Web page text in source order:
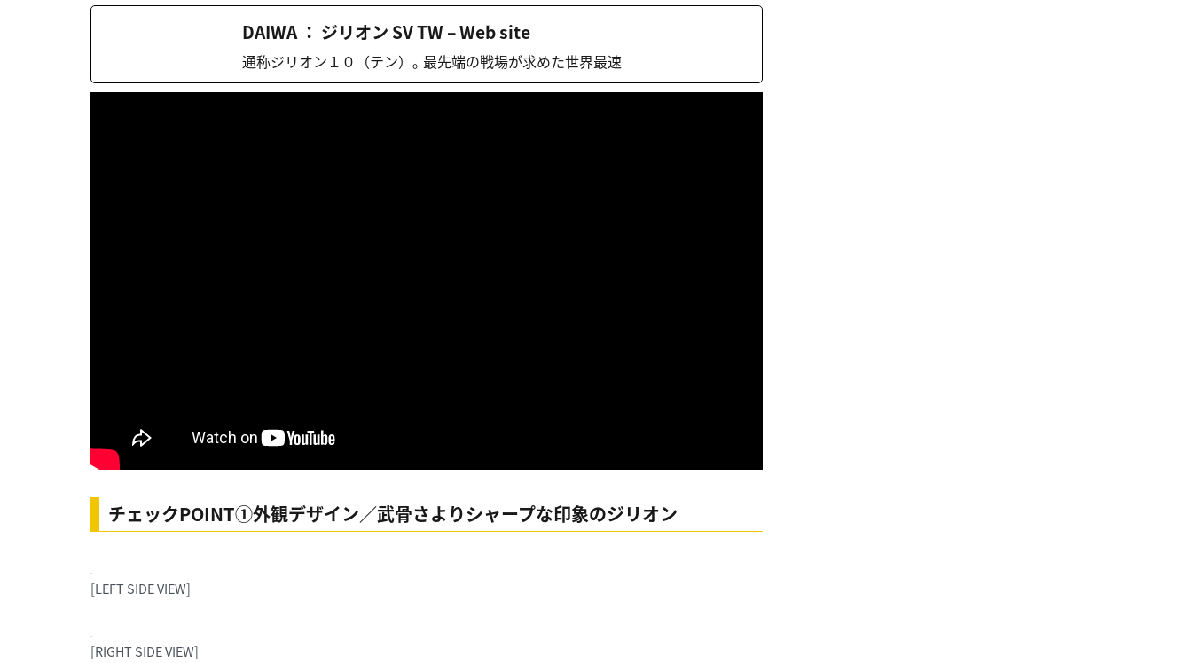
DAIWA ： ジリオン SV TW – Web site
通称ジリオン１０（テン）｡ 最先端の戦場が求めた世界最速
チェックPOINT①外観デザイン／武骨さよりシャープな印象のジリオン
[LEFT SIDE VIEW]
[RIGHT SIDE VIEW]